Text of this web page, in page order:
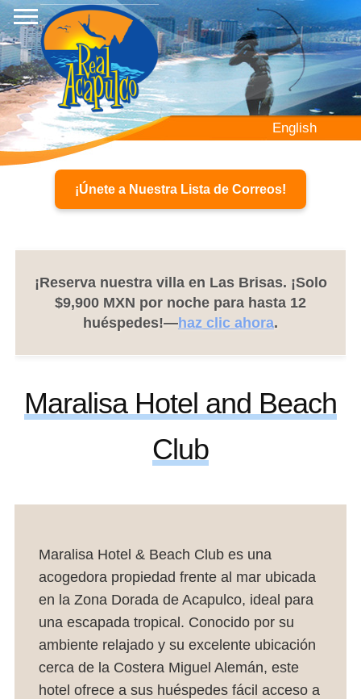
Pasar
al
contenido
principal
English
¡Únete a Nuestra Lista de Correos!
¡Reserva nuestra villa en Las Brisas. ¡Solo
$9,900 MXN por noche para hasta 12
huéspedes!—haz clic ahora.
Maralisa Hotel and Beach
Club
Maralisa Hotel & Beach Club es una
acogedora propiedad frente al mar ubicada
en la Zona Dorada de Acapulco, ideal para
una escapada tropical. Conocido por su
ambiente relajado y su excelente ubicación
cerca de la Costera Miguel Alemán, este
hotel ofrece a sus huéspedes fácil acceso a